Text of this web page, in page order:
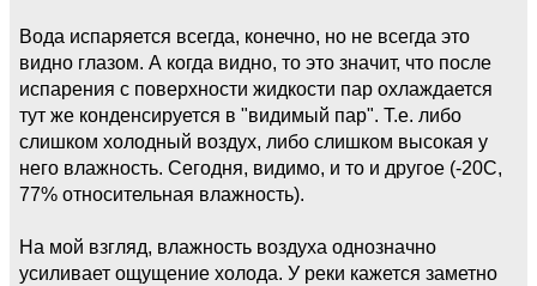
Вода испаряется всегда, конечно, но не всегда это
видно глазом. А когда видно, то это значит, что после
испарения с поверхности жидкости пар охлаждается
тут же конденсируется в "видимый пар". Т.е. либо
слишком холодный воздух, либо слишком высокая у
него влажность. Сегодня, видимо, и то и другое (-20C,
77% относительная влажность).
На мой взгляд, влажность воздуха однозначно
усиливает ощущение холода. У реки кажется заметно